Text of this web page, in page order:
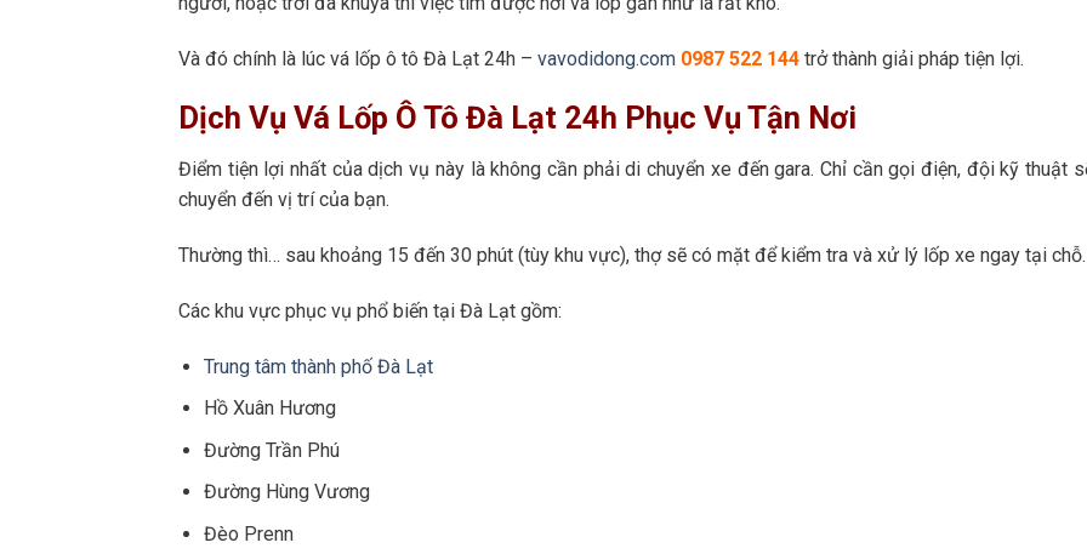
Và đó chính là lúc vá lốp ô tô Đà Lạt 24h – vavodidong.com 0987 522 144 trở thành giải pháp tiện lợi.
Dịch Vụ Vá Lốp Ô Tô Đà Lạt 24h Phục Vụ Tận Nơi
Điểm tiện lợi nhất của dịch vụ này là không cần phải di chuyển xe đến gara. Chỉ cần gọi điện, đội kỹ thuật
chuyển đến vị trí của bạn.
Thường thì… sau khoảng 15 đến 30 phút (tùy khu vực), thợ sẽ có mặt để kiểm tra và xử lý lốp xe ngay tại chỗ.
Các khu vực phục vụ phổ biến tại Đà Lạt gồm:
Trung tâm thành phố Đà Lạt
Hồ Xuân Hương
Đường Trần Phú
Đường Hùng Vương
Đèo Prenn